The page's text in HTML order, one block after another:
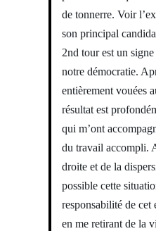
de tonnerre. Voir
son principal
2nd tour est un
notre démocratie.
entièrement vouées
résultat est
qui m’ont
du travail accompli.
droite et de la
possible cette
responsabilité de cet
en me retirant de la